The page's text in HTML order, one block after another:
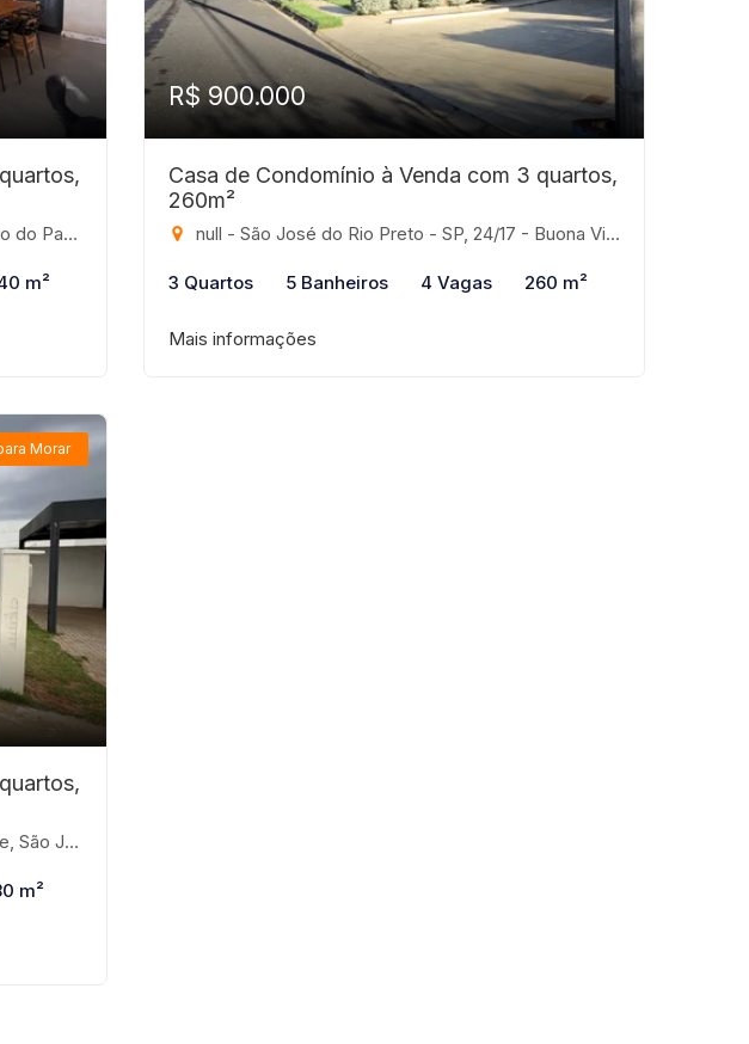
São José do Rio Preto-SP
m²
R$ 900.000
Casa de Condomínio à Venda com 3 quartos,
260m²
null - São José do Rio Preto - SP, 24/17 - Buona Vita, São José do Rio Preto-SP
3 Quartos 5 Banheiros 4 Vagas 260 m²
Mais informações
Morar
Preto-SP
m²